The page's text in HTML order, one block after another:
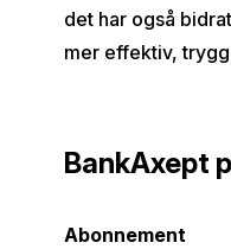
det har også
mer effektiv,
BankAxept
Abonnement